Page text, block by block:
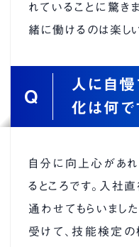
お知らせ
れていることに驚き
緒に働けるのは楽し
Q
人に自慢
化は何で
自分に向上心があれ
るところです。入社
通わせてもらいまし
受けて、技能検定の